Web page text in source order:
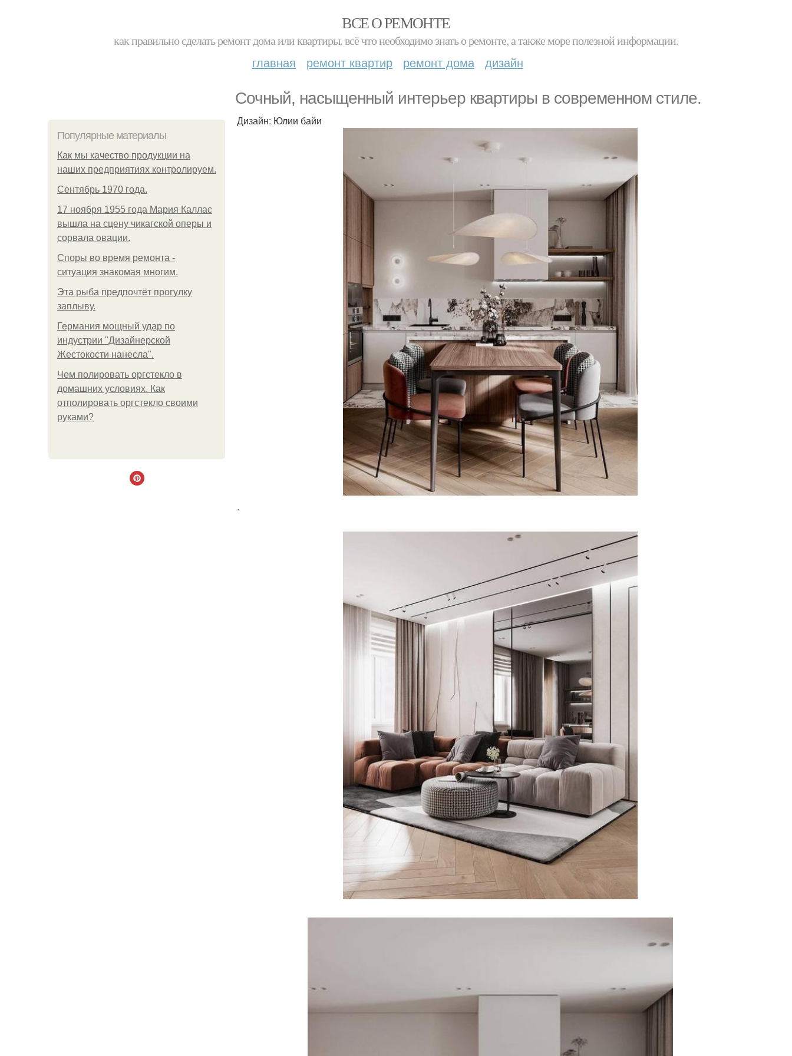
ВСЕ О РЕМОНТЕ
как правильно сделать ремонт дома или квартиры. всё что необходимо знать о ремонте, а также море полезной информации.
главная ремонт квартир ремонт дома дизайн
Сочный, насыщенный интерьер квартиры в современном стиле.
Популярные материалы
Как мы качество продукции на
наших предприятиях контролируем.
Сентябрь 1970 года.
17 ноября 1955 года Мария Каллас
вышла на сцену чикагской оперы и
сорвала овации.
Споры во время ремонта -
ситуация знакомая многим.
Эта рыба предпочтёт прогулку
заплыву.
Германия мощный удар по
индустрии "Дизайнерской
Жестокости нанесла".
Чем полировать оргстекло в
домашних условиях. Как
отполировать оргстекло своими
руками?
Дизайн: Юлии байи
.